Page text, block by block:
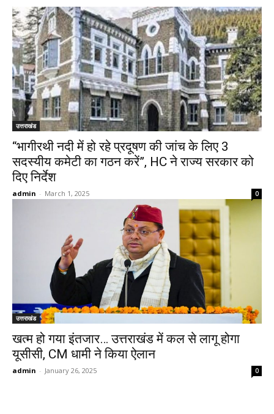
उत्तराखंड
“भागीरथी नदी में हो रहे प्रदूषण की जांच के लिए 3
सदस्यीय कमेटी का गठन करें”, HC ने राज्य सरकार को
दिए निर्देश
admin - March 1, 2025 0
उत्तराखंड
खत्म हो गया इंतजार… उत्तराखंड में कल से लागू होगा
यूसीसी, CM धामी ने किया ऐलान
admin - January 26, 2025 0